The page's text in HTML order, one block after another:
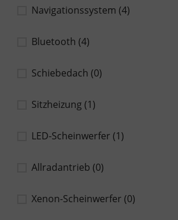
Navigationssystem (4)
Bluetooth (4)
Schiebedach (0)
Sitzheizung(1)
LED-Scheinwerfer (1)
Allradantrieb (0)
Xenon-Scheinwerfer (0)